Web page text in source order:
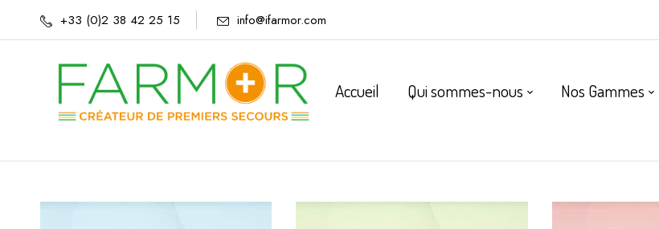
+33 (0)2 38 42 25 15 info@ifarmor.com
Accueil Qui sommes-nous Nos Gammes